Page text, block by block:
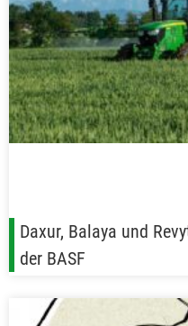
Daxur, Balaya und
der BASF